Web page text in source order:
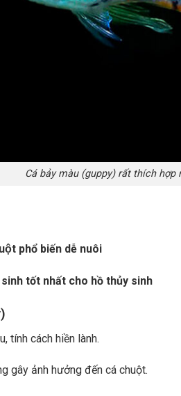
Cá bảy màu (guppy) rất thích hợp
phổ biến dễ nuôi
tốt nhất cho hồ thủy sinh
tính cách hiền lành.
gây ảnh hưởng đến cá chuột.